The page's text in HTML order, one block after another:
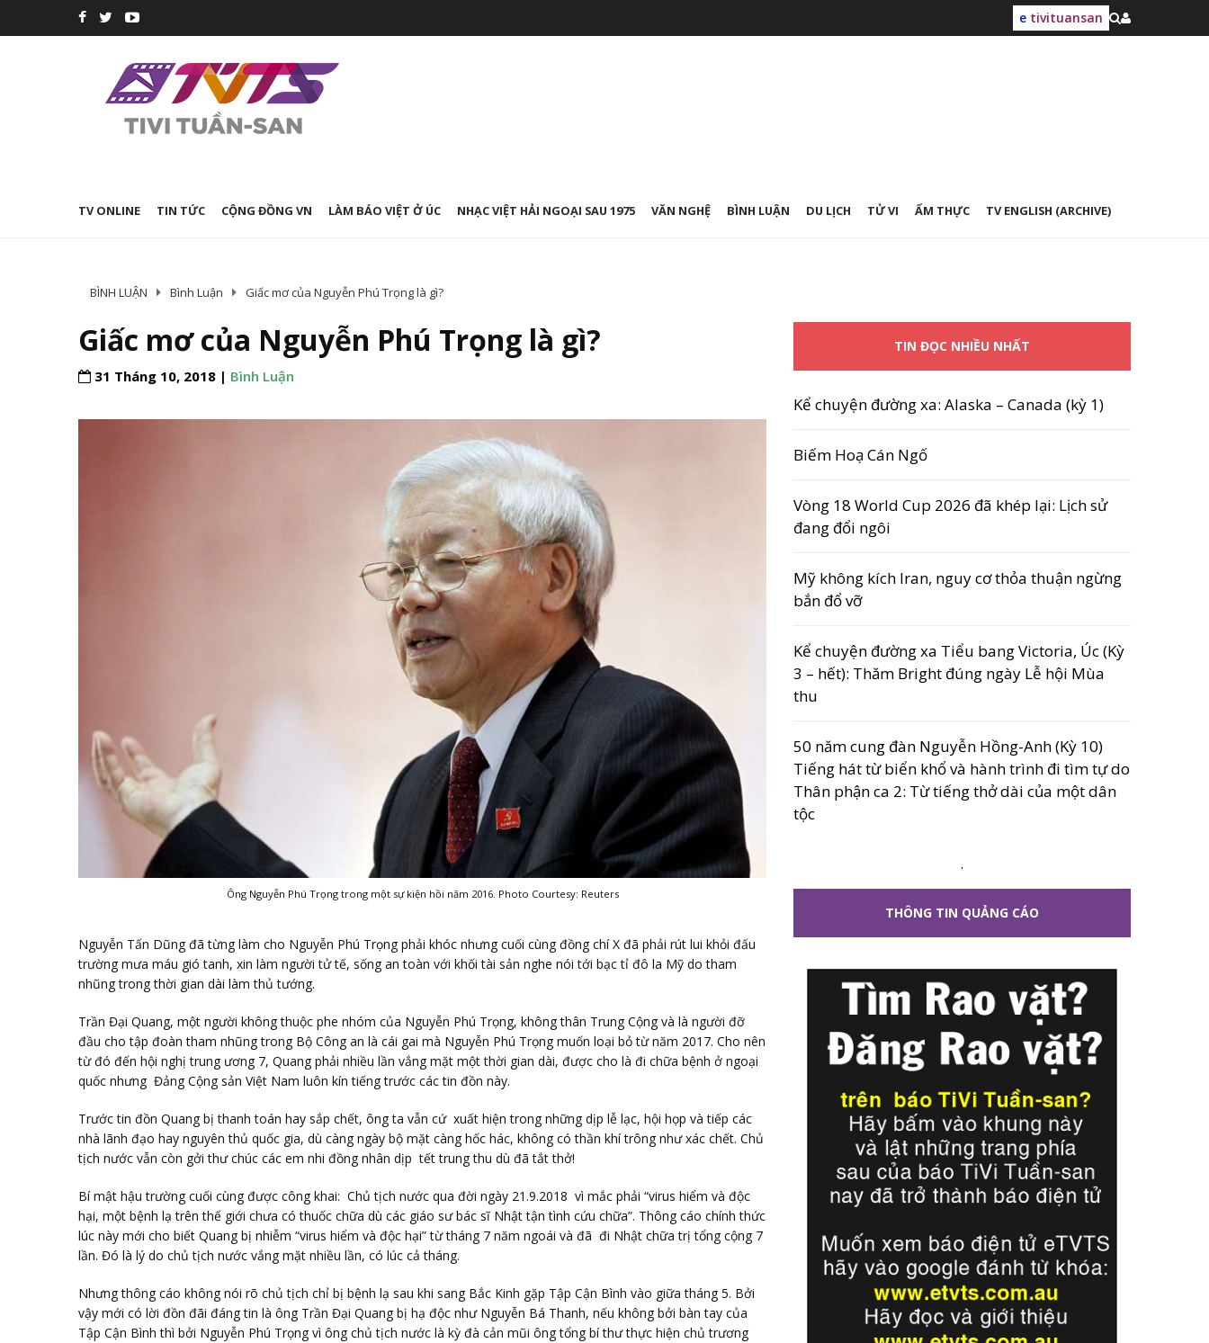
e tivituansan
TV ONLINE TIN TỨC CỘNG ĐỒNG VN LÀM BÁO VIỆT Ở ÚC NHẠC VIỆT HẢI NGOẠI SAU 1975 VĂN NGHỆ BÌNH LUẬN DU LỊCH TỬ VI ẨM THỰC TV ENGLISH (ARCHIVE)
BÌNH LUẬN Bình Luận Giấc mơ của Nguyễn Phú Trọng là gì?
Giấc mơ của Nguyễn Phú Trọng là gì?
31 Tháng 10, 2018 | Bình Luận
Ông Nguyễn Phú Trọng trong một sự kiện hồi năm 2016. Photo Courtesy: Reuters
Nguyễn Tấn Dũng đã từng làm cho Nguyễn Phú Trọng phải khóc nhưng cuối cùng đồng chí X đã phải rút lui khỏi đấu
trường mưa máu gió tanh, xin làm người tử tế, sống an toàn với khối tài sản nghe nói tới bạc tỉ đô la Mỹ do tham
nhũng trong thời gian dài làm thủ tướng.
Trần Đại Quang, một người không thuộc phe nhóm của Nguyễn Phú Trọng, không thân Trung Cộng và là người đỡ
đầu cho tập đoàn tham nhũng trong Bộ Công an là cái gai mà Nguyễn Phú Trọng muốn loại bỏ từ năm 2017. Cho nên
từ đó đến hội nghị trung ương 7, Quang phải nhiều lần vắng mặt một thời gian dài, được cho là đi chữa bệnh ở ngoại
quốc nhưng Đảng Cộng sản Việt Nam luôn kín tiếng trước các tin đồn này.
Trước tin đồn Quang bị thanh toán hay sắp chết, ông ta vẫn cứ xuất hiện trong những dịp lễ lạc, hội họp và tiếp các
nhà lãnh đạo hay nguyên thủ quốc gia, dù càng ngày bộ mặt càng hốc hác, không có thần khí trông như xác chết. Chủ
tịch nước vẫn còn gởi thư chúc các em nhi đồng nhân dịp tết trung thu dù đã tắt thở!
Bí mật hậu trường cuối cùng được công khai: Chủ tịch nước qua đời ngày 21.9.2018 vì mắc phải “virus hiểm và độc
hại, một bệnh lạ trên thế giới chưa có thuốc chữa dù các giáo sư bác sĩ Nhật tận tình cứu chữa”. Thông cáo chính thức
lúc này mới cho biết Quang bị nhiễm “virus hiểm và độc hại” từ tháng 7 năm ngoái và đã đi Nhật chữa trị tổng cộng 7
lần. Đó là lý do chủ tịch nước vắng mặt nhiều lần, có lúc cả tháng.
Nhưng thông cáo không nói rõ chủ tịch chỉ bị bệnh lạ sau khi sang Bắc Kinh gặp Tập Cận Bình vào giữa tháng 5. Bởi
vậy mới có lời đồn đãi đáng tin là ông Trần Đại Quang bị hạ độc như Nguyễn Bá Thanh, nếu không bởi bàn tay của
Tập Cận Bình thì bởi Nguyễn Phú Trọng vì ông chủ tịch nước là kỳ đà cản mũi ông tổng bí thư thực hiện chủ trương
TIN ĐỌC NHIỀU NHẤT
Kể chuyện đường xa: Alaska – Canada (kỳ 1)
Biếm Hoạ Cán Ngố
Vòng 18 World Cup 2026 đã khép lại: Lịch sử
đang đổi ngôi
Mỹ không kích Iran, nguy cơ thỏa thuận ngừng
bắn đổ vỡ
Kể chuyện đường xa Tiểu bang Victoria, Úc (Kỳ
3 – hết): Thăm Bright đúng ngày Lễ hội Mùa
thu
50 năm cung đàn Nguyễn Hồng-Anh (Kỳ 10)
Tiếng hát từ biển khổ và hành trình đi tìm tự do
Thân phận ca 2: Từ tiếng thở dài của một dân
tộc
.
THÔNG TIN QUẢNG CÁO